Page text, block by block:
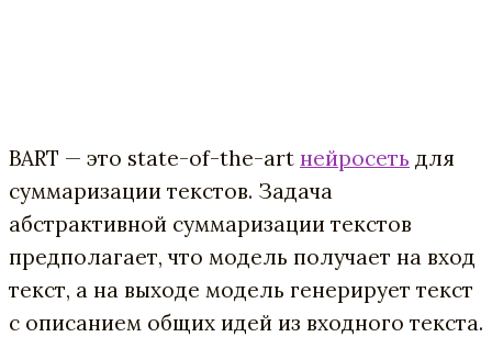
BART — это state-of-the-art нейросеть для
суммаризации текстов. Задача
абстрактивной суммаризации текстов
предполагает, что модель получает на вход
текст, а на выходе модель генерирует текст
с описанием общих идей из входного текста.